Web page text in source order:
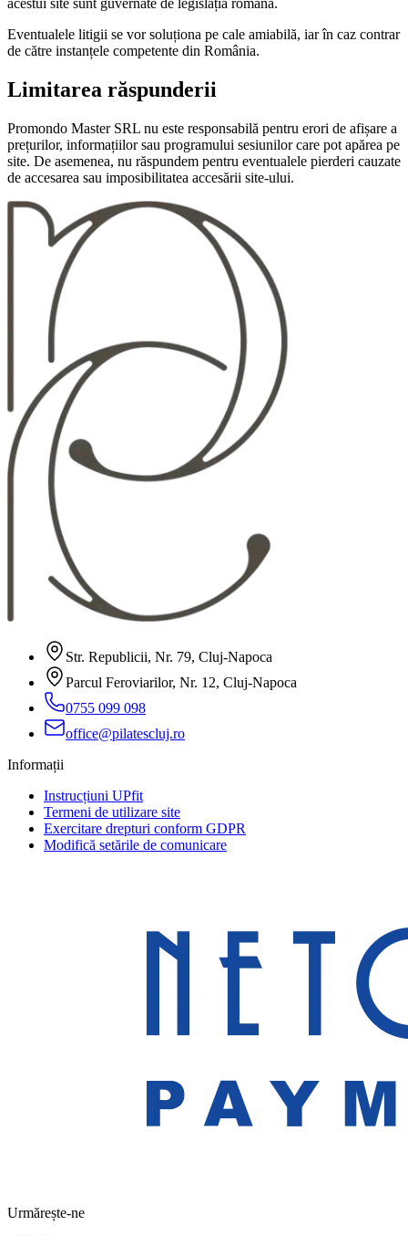
acestui site sunt guvernate de legislația română.
Eventualele litigii se vor soluționa pe cale amiabilă, iar în caz contrar
de către instanțele competente din România.
Limitarea răspunderii
Promondo Master SRL nu este responsabilă pentru erori de afișare a
prețurilor, informațiilor sau programului sesiunilor care pot apărea pe
site. De asemenea, nu răspundem pentru eventualele pierderi cauzate
de accesarea sau imposibilitatea accesării site-ului.
Str. Republicii, Nr. 79, Cluj-Napoca
Parcul Feroviarilor, Nr. 12, Cluj-Napoca
0755 099 098
office@pilatescluj.ro
Informații
Instrucțiuni UPfit
Termeni de utilizare site
Exercitare drepturi conform GDPR
Modifică setările de comunicare
Urmărește-ne